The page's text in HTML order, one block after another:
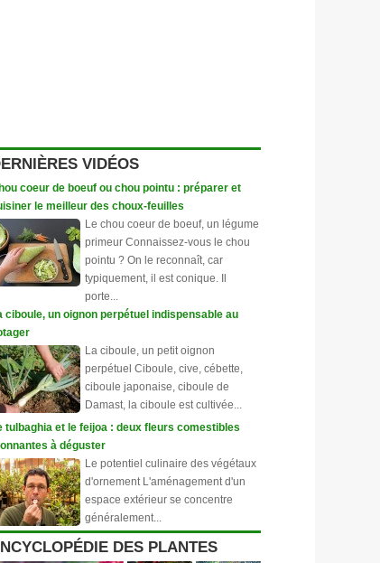
VIDÉOS
coeur de boeuf ou chou pointu : préparer et
le meilleur des choux-feuilles
Le chou coeur de boeuf, un légume
primeur Connaissez-vous le chou
pointu ? On le reconnaît, car
typiquement, il est conique. Il
porte...
ciboule, un oignon perpétuel indispensable au
La ciboule, un petit oignon
perpétuel Ciboule, cive, cébette,
ciboule japonaise, ciboule de
Damast, la ciboule est cultivée...
tulbaghia et le feijoa : deux fleurs comestibles
à déguster
Le potentiel culinaire des végétaux
d'ornement L'aménagement d'un
espace extérieur se concentre
généralement...
DES PLANTES